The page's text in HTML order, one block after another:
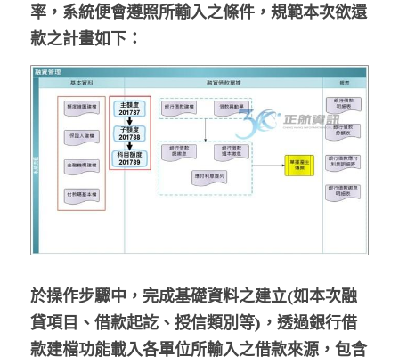
率，系統便會遵照所輸入之條件，規範本次欲還
款之計畫如下：
於操作步驟中，完成基礎資料之建立(如本次融
貸項目、借款起訖、授信類別等)，透過銀行借
款建檔功能載入各單位所輸入之借款來源，包含